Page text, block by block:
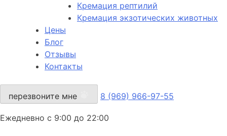
Кремация рептилий
Кремация экзотических животных
Цены
Блог
Отзывы
Контакты
перезвоните мне 8 (969) 966-97-55
Ежедневно с 9:00 до 22:00